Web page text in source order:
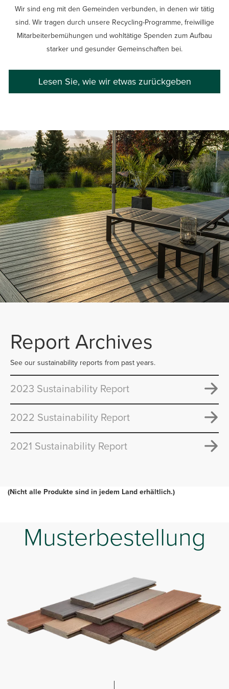
Wir sind eng mit den Gemeinden verbunden, in denen wir tätig
sind. Wir tragen durch unsere Recycling-Programme, freiwillige
Mitarbeiterbemühungen und wohltätige Spenden zum Aufbau
starker und gesunder Gemeinschaften bei.
Lesen Sie, wie wir etwas zurückgeben
Report Archives
See our sustainability reports from past years.
2023 Sustainability Report
2022 Sustainability Report
2021 Sustainability Report
(Nicht alle Produkte sind in jedem Land erhältlich.)
Musterbestellung